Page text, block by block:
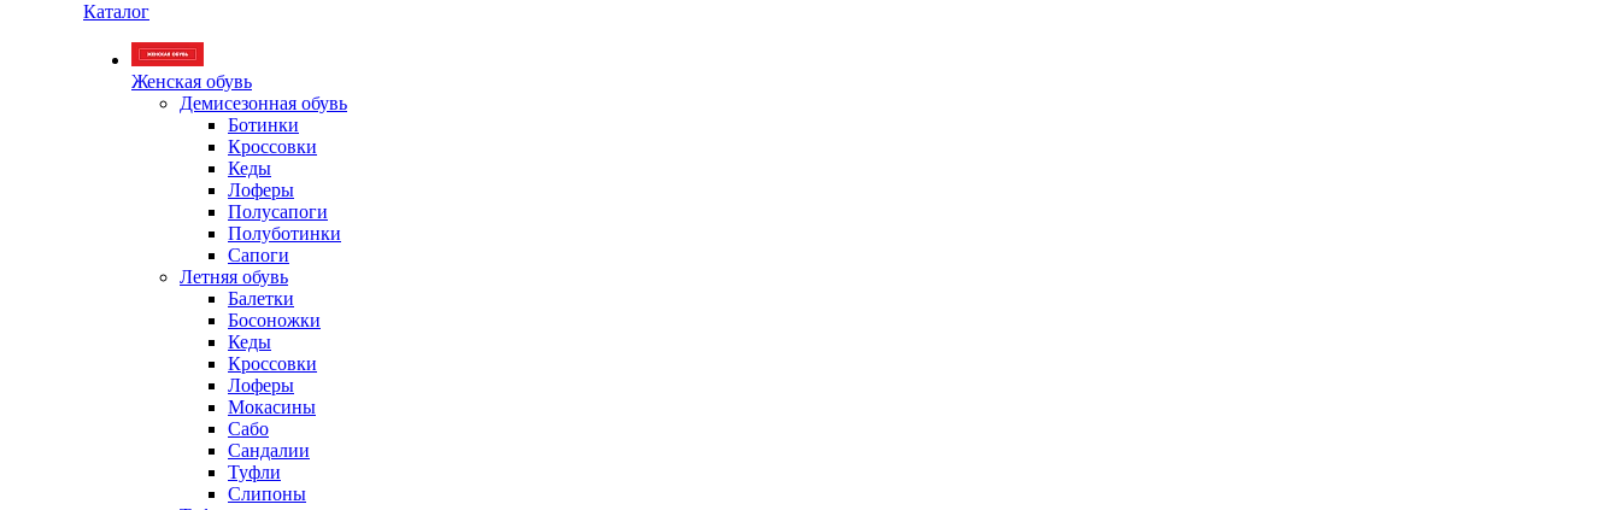
Каталог
Женская обувь
Демисезонная обувь
Ботинки
Кроссовки
Кеды
Лоферы
Полусапоги
Полуботинки
Сапоги
Летняя обувь
Балетки
Босоножки
Кеды
Кроссовки
Лоферы
Мокасины
Сабо
Сандалии
Туфли
Слипоны